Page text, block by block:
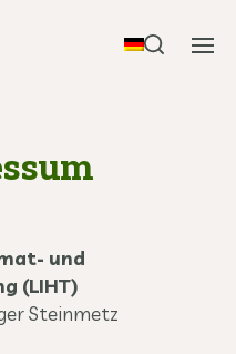
und
(LIHT)
Steinmetz